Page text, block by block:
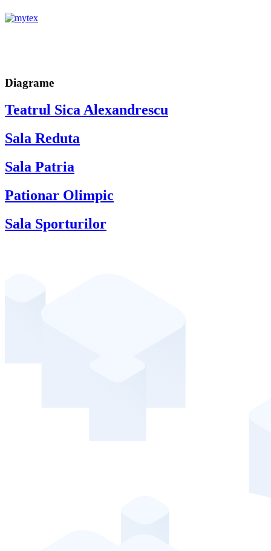
Diagrame
Teatrul Sica Alexandrescu
Sala Reduta
Sala Patria
Pationar Olimpic
Sala Sporturilor